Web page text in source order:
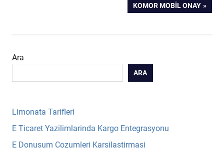
NEXT
POST:
KOMOR MOBIL ONAY
Ara
ARA
Limonata Tarifleri
E Ticaret Yazilimlarinda Kargo Entegrasyonu
E Donusum Cozumleri Karsilastirmasi